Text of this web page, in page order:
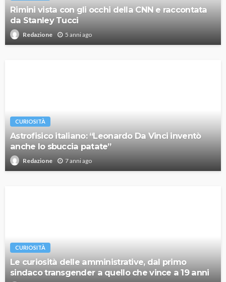
Rimini vista con gli occhi della CNN e raccontata
da Stanley Tucci
Redazione 5 anni ago
CURIOSITÀ
Astrofisico italiano: “Leonardo Da Vinci inventò
anche lo sbuccia patate”
Redazione 7 anni ago
CURIOSITÀ
Le curiosità delle amministrative, dal primo
sindaco transgender a quello che vince a 19 anni